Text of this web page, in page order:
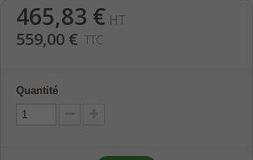
465,83 € HT
559,00 € TTC
Quantité